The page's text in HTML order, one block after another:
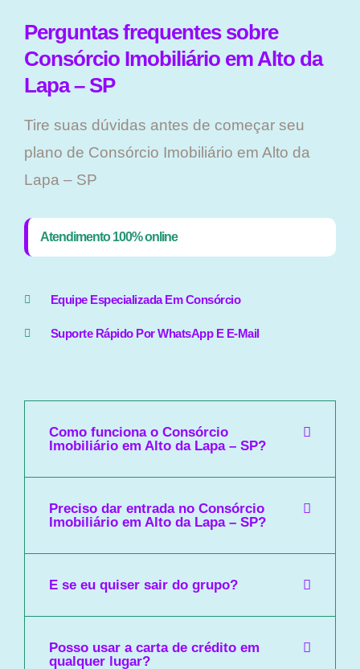
Perguntas frequentes sobre
Consórcio Imobiliário em Alto da
Lapa – SP
Tire suas dúvidas antes de começar seu
plano ​de Consórcio Imobiliário em Alto da
Lapa – SP
Atendimento 100% online
Equipe Especializada Em Consórcio
Suporte Rápido Por WhatsApp E E-Mail
Como funciona o Consórcio
Imobiliário em Alto da Lapa – SP?
Preciso dar entrada no Consórcio
Imobiliário em Alto da Lapa – SP?
E se eu quiser sair do grupo?
Posso usar a carta de crédito em
qualquer lugar?